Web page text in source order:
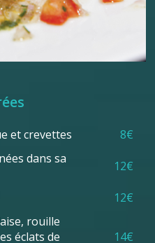
et crevettes
8€
dans sa
12€
12€
rouille
éclats de
14€